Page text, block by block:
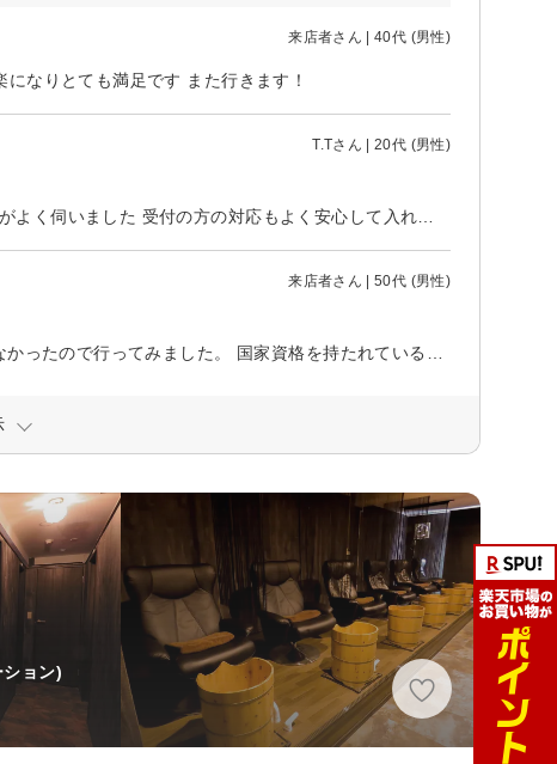
来店者さん | 40代 (男性)
なりとても満足です また行きます！
T.Tさん | 20代 (男性)
来店者さん | 50代 (男性)
ョン)